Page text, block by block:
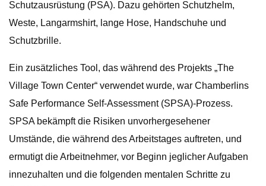
Schutzausrüstung (PSA). Dazu gehörten Schutzhelm,
Weste, Langarmshirt, lange Hose, Handschuhe und
Schutzbrille.
Ein zusätzliches Tool, das während des Projekts „The
Village Town Center“ verwendet wurde, war Chamberlins
Safe Performance Self-Assessment (SPSA)-Prozess.
SPSA bekämpft die Risiken unvorhergesehener
Umstände, die während des Arbeitstages auftreten, und
ermutigt die Arbeitnehmer, vor Beginn jeglicher Aufgaben
innezuhalten und die folgenden mentalen Schritte zu